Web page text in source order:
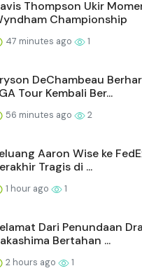
Thompson Ukir
Championship
47 minutes ago 1
DeChambeau
Tour Kembali Ber...
56 minutes ago 2
Aaron Wise ke
Tragis di ...
1 hour ago 1
Dari Penundaan
Bertahan ...
2 hours ago 1